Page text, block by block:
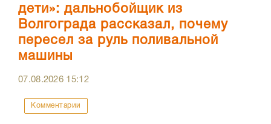
дети»: дальнобойщик из
Волгограда рассказал, почему
пересел за руль поливальной
машины
07.08.2026 15:12
Комментарии